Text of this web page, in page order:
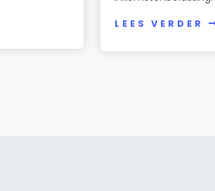
LEES VERDER